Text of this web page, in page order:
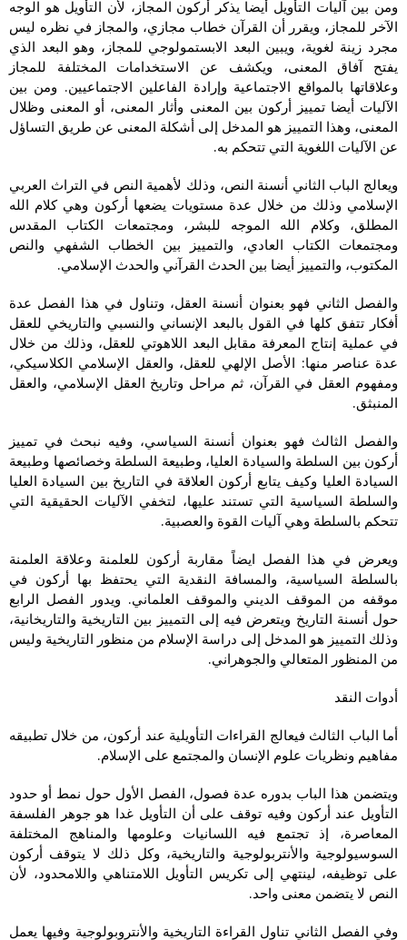
ومن بين آليات التأويل أيضا يذكر أركون المجاز، لأن التأويل هو الوجه
الآخر للمجاز، ويقرر أن القرآن خطاب مجازي، والمجاز في نظره ليس
مجرد زينة لغوية، ويبين البعد الابستمولوجي للمجاز، وهو البعد الذي
يفتح آفاق المعنى، ويكشف عن الاستخدامات المختلفة للمجاز
وعلاقاتها بالمواقع الاجتماعية وإرادة الفاعلين الاجتماعيين. ومن بين
الآليات أيضا تمييز أركون بين المعنى وأثار المعنى، أو المعنى وظلال
المعنى، وهذا التمييز هو المدخل إلى أشكلة المعنى عن طريق التساؤل
عن الآليات اللغوية التي تتحكم به.
ويعالج الباب الثاني أنسنة النص، وذلك لأهمية النص في التراث العربي
الإسلامي وذلك من خلال عدة مستويات يضعها أركون وهي كلام الله
المطلق، وكلام الله الموجه للبشر، ومجتمعات الكتاب المقدس
ومجتمعات الكتاب العادي، والتمييز بين الخطاب الشفهي والنص
المكتوب، والتمييز أيضا بين الحدث القرآني والحدث الإسلامي.
والفصل الثاني فهو بعنوان أنسنة العقل، وتناول في هذا الفصل عدة
أفكار تتفق كلها في القول بالبعد الإنساني والنسبي والتاريخي للعقل
في عملية إنتاج المعرفة مقابل البعد اللاهوتي للعقل، وذلك من خلال
عدة عناصر منها: الأصل الإلهي للعقل، والعقل الإسلامي الكلاسيكي،
ومفهوم العقل في القرآن، ثم مراحل وتاريخ العقل الإسلامي، والعقل
المنبثق.
والفصل الثالث فهو بعنوان أنسنة السياسي، وفيه نبحث في تمييز
أركون بين السلطة والسيادة العليا، وطبيعة السلطة وخصائصها وطبيعة
السيادة العليا وكيف يتابع أركون العلاقة في التاريخ بين السيادة العليا
والسلطة السياسية التي تستند عليها، لتخفي الآليات الحقيقية التي
تتحكم بالسلطة وهي آليات القوة والعصبية.
ويعرض في هذا الفصل ايضاً مقاربة أركون للعلمنة وعلاقة العلمنة
بالسلطة السياسية، والمسافة النقدية التي يحتفظ بها أركون في
موقفه من الموقف الديني والموقف العلماني. ويدور الفصل الرابع
حول أنسنة التاريخ ويتعرض فيه إلى التمييز بين التاريخية والتاريخانية،
وذلك التمييز هو المدخل إلى دراسة الإسلام من منظور التاريخية وليس
من المنظور المتعالي والجوهراني.
أدوات النقد
أما الباب الثالث فيعالج القراءات التأويلية عند أركون، من خلال تطبيقه
مفاهيم ونظريات علوم الإنسان والمجتمع على الإسلام.
ويتضمن هذا الباب بدوره عدة فصول، الفصل الأول حول نمط أو حدود
التأويل عند أركون وفيه توقف على أن التأويل غدا هو جوهر الفلسفة
المعاصرة، إذ تجتمع فيه اللسانيات وعلومها والمناهج المختلفة
السوسيولوجية والأنتربولوجية والتاريخية، وكل ذلك لا يتوقف أركون
على توظيفه، لينتهي إلى تكريس التأويل اللامتناهي واللامحدود، لأن
النص لا يتضمن معنى واحد.
وفي الفصل الثاني تناول القراءة التاريخية والأنتروبولوجية وفيها يعمل